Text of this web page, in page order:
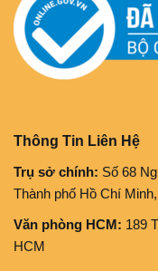
Thông Tin Liên Hệ
Trụ sở chính: Số 68
Thành phố Hồ Chí
Văn phòng HCM: 189
HCM